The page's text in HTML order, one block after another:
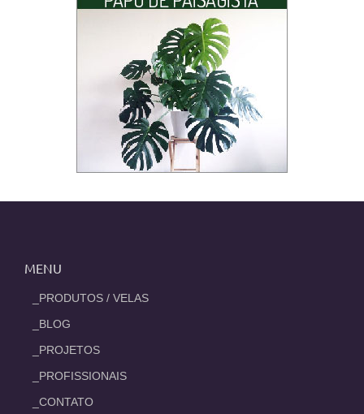
MENU
_PRODUTOS / VELAS
_BLOG
_PROJETOS
_PROFISSIONAIS
_CONTATO